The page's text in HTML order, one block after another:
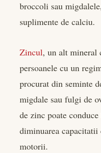
broccoli sau
suplimente de calciu.
Zincul, un alt mineral
persoanele cu un
procurat din seminte
migdale sau fulgi de
de zinc poate
diminuarea
motorii.